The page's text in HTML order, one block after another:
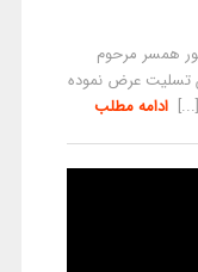
همسر مرحوم
تسلیت عرض نموده
ادامه مطلب